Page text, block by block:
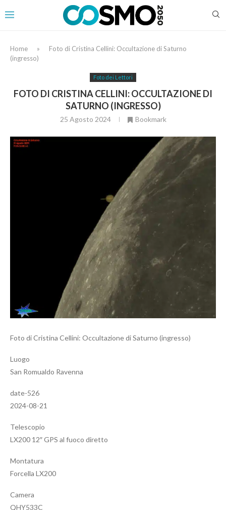
Home »
Foto di Cristina Cellini: Occultazione di Saturno
(ingresso)
Foto dei Lettori
FOTO DI CRISTINA CELLINI: OCCULTAZIONE DI
SATURNO (INGRESSO)
25 Agosto 2024 Bookmark
Foto di Cristina Cellini: Occultazione di Saturno (ingresso)
Luogo
San Romualdo Ravenna
date-526
2024-08-21
Telescopio
LX200 12″ GPS al fuoco diretto
Montatura
Forcella LX200
Camera
QHY533C